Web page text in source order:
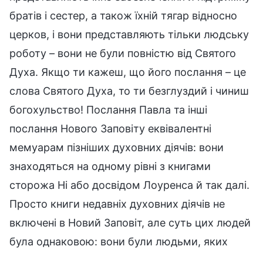
братів і сестер, а також їхній тягар відносно
церков, і вони представляють тільки людську
роботу – вони не були повністю від Святого
Духа. Якщо ти кажеш, що його послання – це
слова Святого Духа, то ти безглуздий і чиниш
богохульство! Послання Павла та інші
послання Нового Заповіту еквівалентні
мемуарам пізніших духовних діячів: вони
знаходяться на одному рівні з книгами
сторожа Ні або досвідом Лоуренса й так далі.
Просто книги недавніх духовних діячів не
включені в Новий Заповіт, але суть цих людей
була однаковою: вони були людьми, яких